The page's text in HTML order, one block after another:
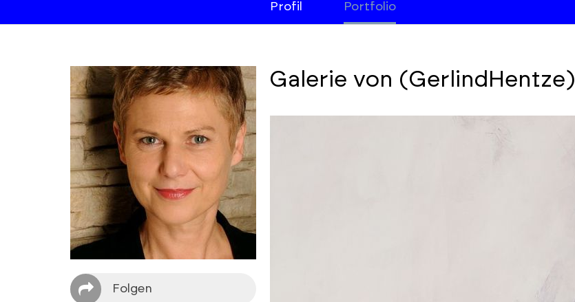
Profil Portfolio
Folgen
Galerie von (GerlindHentze)